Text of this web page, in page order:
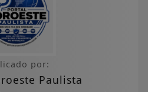
por:
Paulista